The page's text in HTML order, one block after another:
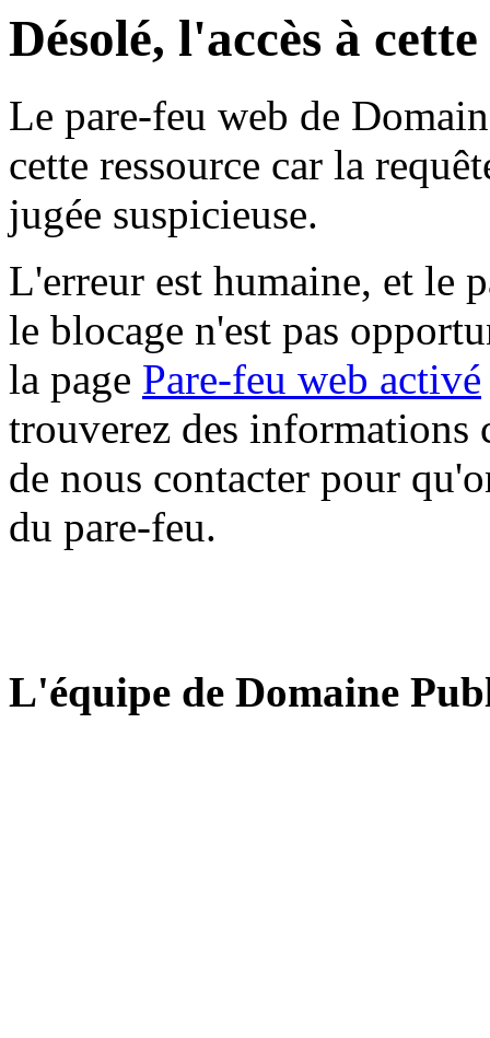
Désolé, l'accès à
Le pare-feu web de
cette ressource car la
jugée suspicieuse.
L'erreur est humaine, et le
le blocage n'est pas
la page Pare-feu web activé
trouverez des informations
de nous contacter pour
du pare-feu.
L'équipe de Domaine